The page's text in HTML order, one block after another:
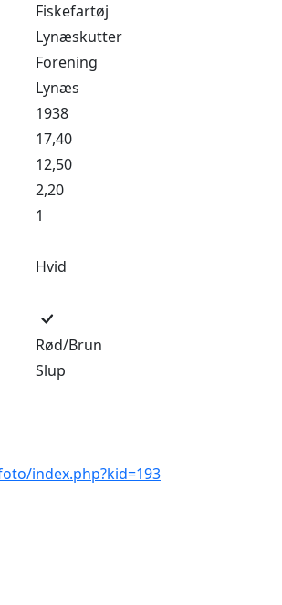
Fiskefartøj
Lynæskutter
Forening
Lynæs
1938
17,40
12,50
2,20
1
Hvid
Rød/Brun
Slup
index.php?kid=193